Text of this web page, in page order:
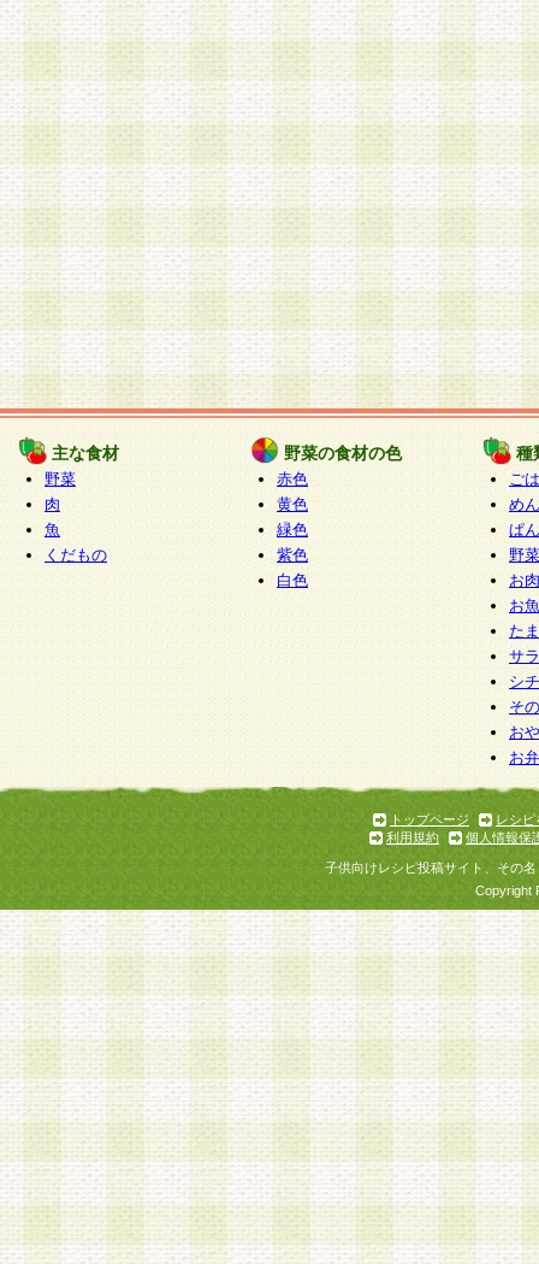
主な食材
野菜
肉
魚
くだもの
野菜の食材の色
赤色
黄色
緑色
紫色
白色
種
ご
めん
ぱん
野
お
お
た
サ
シ
そ
お
お
トップページ
レシピ
利用規約
個人情報保
子供向けレシピ投稿サイト、その
Copyright